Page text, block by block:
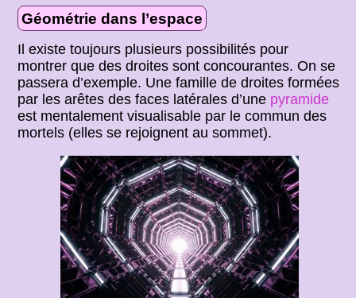
Géométrie dans l’espace
Il existe toujours plusieurs possibilités pour
montrer que des droites sont concourantes. On se
passera d’exemple. Une famille de droites formées
par les arêtes des faces latérales d’une pyramide
est mentalement visualisable par le commun des
mortels (elles se rejoignent au sommet).